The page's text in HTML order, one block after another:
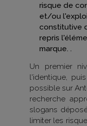
risque de
et/ou
constitutive
repris
marque. .
Un premier
l'identique,
possible sur
recherche
slogans
limiter les